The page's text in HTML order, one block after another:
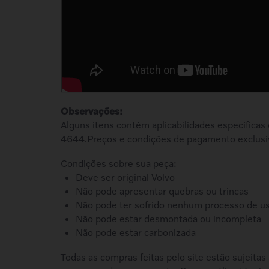
Observações:
Alguns itens contém aplicabilidades
4644.Preços e condições de pagamento
Condições sobre sua peça:
Deve ser original Volvo
Não pode apresentar quebras ou trincas
Não pode ter sofrido nenhum processo de
Não pode estar desmontada ou incompleta
Não pode estar carbonizada
Todas as compras feitas pelo site estão